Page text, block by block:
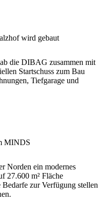
wird gebaut
die DIBAG zusammen mit
Startschuss zum Bau
Tiefgarage und
MINDS
Norden ein modernes
27.600 m² Fläche
zur Verfügung stellen